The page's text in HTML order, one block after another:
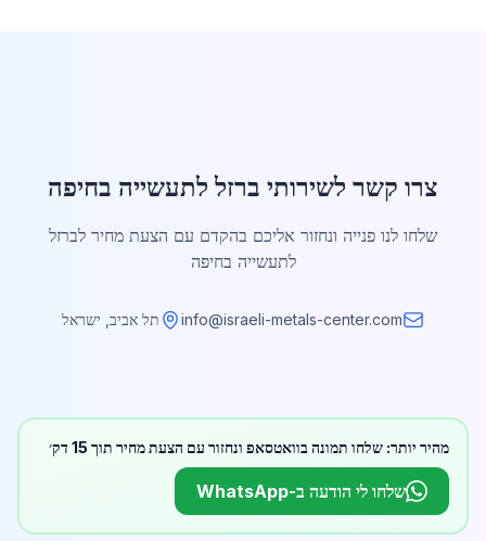
צרו קשר לשירותי ברזל לתעשייה בחיפה
שלחו לנו פנייה ונחזור אליכם בהקדם עם הצעת מחיר לברזל
לתעשייה בחיפה
info@israeli-metals-center.com תל אביב, ישראל
מהיר יותר: שלחו תמונה בוואטסאפ ונחזור עם הצעת מחיר תוך 15 דק׳
שלחו לי הודעה ב-WhatsApp